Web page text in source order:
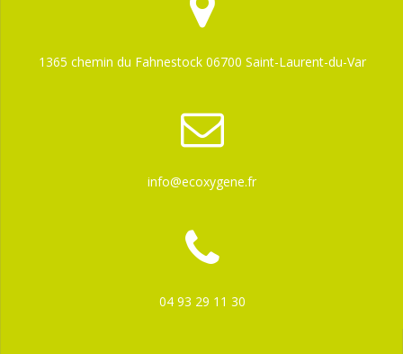
1365 chemin du Fahnestock 06700 Saint-Laurent-du-Var
info@ecoxygene.fr
04 93 29 11 30